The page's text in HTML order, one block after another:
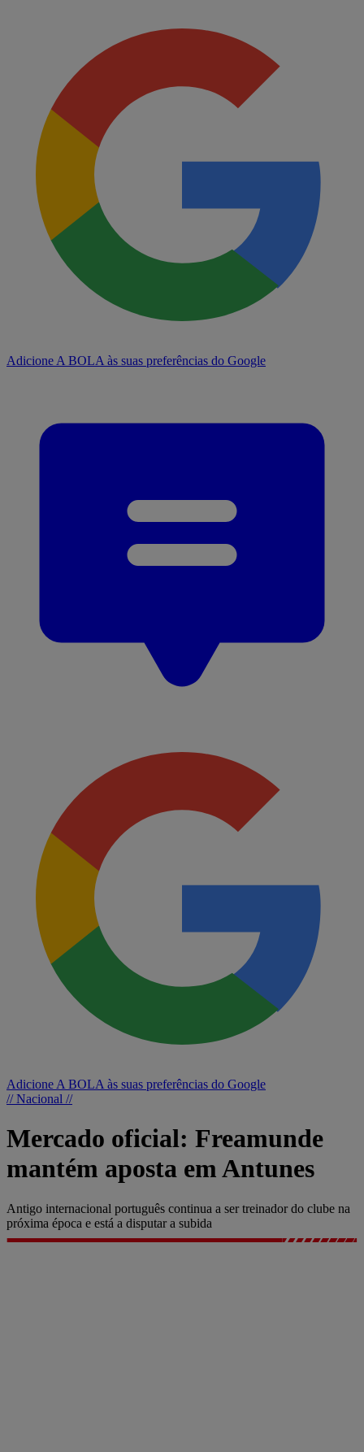
Adicione A BOLA às suas preferências do Google
Adicione A BOLA às suas preferências do Google
// Nacional //
Mercado oficial: Freamunde
mantém aposta em Antunes
Antigo internacional português continua a ser treinador do clube na
próxima época e está a disputar a subida